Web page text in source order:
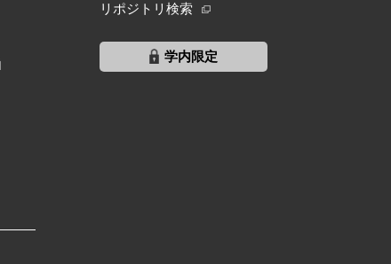
リポジトリ検索
学内限定